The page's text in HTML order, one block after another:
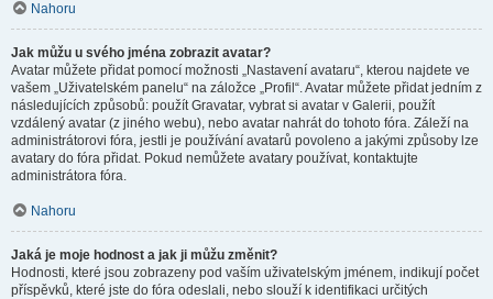
Nahoru
Jak můžu u svého jména zobrazit avatar?
Avatar můžete přidat pomocí možnosti „Nastavení avataru“, kterou najdete ve
vašem „Uživatelském panelu“ na záložce „Profil“. Avatar můžete přidat jedním z
následujících způsobů: použít Gravatar, vybrat si avatar v Galerii, použít
vzdálený avatar (z jiného webu), nebo avatar nahrát do tohoto fóra. Záleží na
administrátorovi fóra, jestli je používání avatarů povoleno a jakými způsoby lze
avatary do fóra přidat. Pokud nemůžete avatary používat, kontaktujte
administrátora fóra.
Nahoru
Jaká je moje hodnost a jak ji můžu změnit?
Hodnosti, které jsou zobrazeny pod vaším uživatelským jménem, indikují počet
příspěvků, které jste do fóra odeslali, nebo slouží k identifikaci určitých